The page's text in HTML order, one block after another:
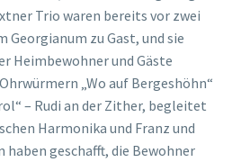
Trio waren bereits vor zwei
Georgianum zu Gast, und sie
Heimbewohner und Gäste
„Wo auf Bergeshöhn“
– Rudi an der Zither, begleitet
Harmonika und Franz und
geschafft, die Bewohner